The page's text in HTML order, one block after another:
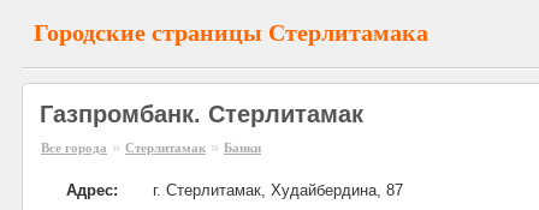
Городские страницы Стерлитамака
Газпромбанк. Стерлитамак
Все города » Стерлитамак » Банки
Адрес:
г. Стерлитамак, Худайбердина, 87